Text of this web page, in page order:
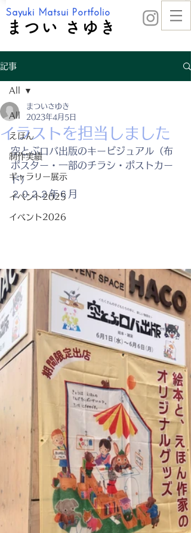
Sayuki Matsui Portfolio
まつい さゆき
記事
All
えほん
制作実績
ギャラリー展示
イベント2025
イベント2026
All
イラストを担当しました
まついさゆき
2023年4月5日
空とぶロバ出版のキービジュアル（布
ポスター・一部のチラシ・ポストカー
ド）
２０２２年６月